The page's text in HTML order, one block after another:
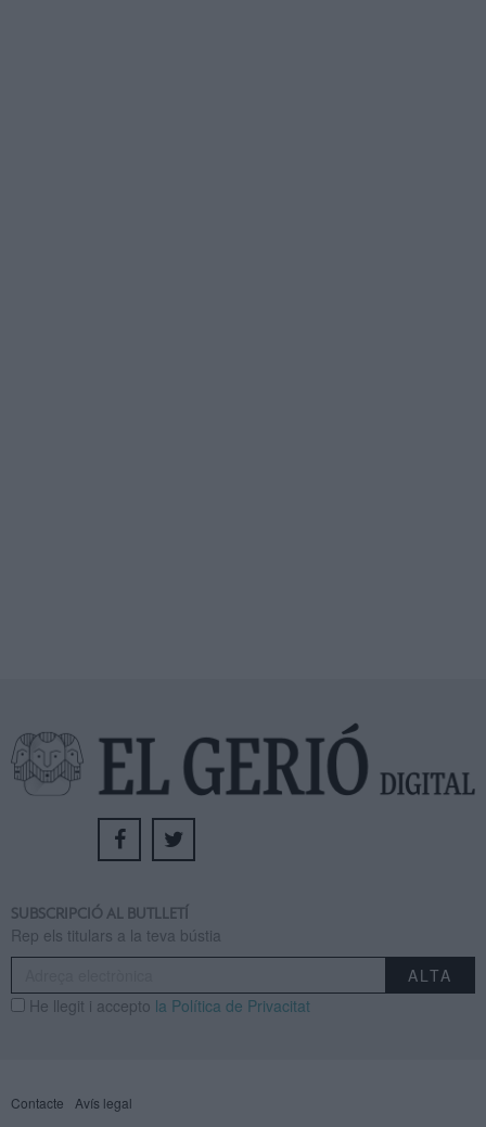
SUBSCRIPCIÓ AL BUTLLETÍ
Rep els titulars a la teva bústia
He llegit i accepto la Política de Privacitat
Contacte Avís legal